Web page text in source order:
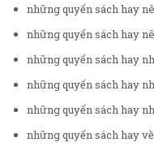
những quyển sách hay
những quyển sách hay
những quyển sách hay
những quyển sách hay
những quyển sách hay
những quyển sách hay